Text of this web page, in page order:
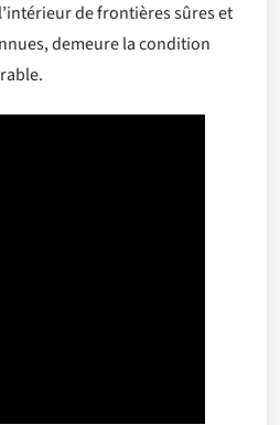
de frontières sûres et
demeure la condition